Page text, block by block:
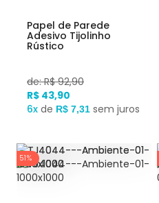
Papel de Parede
Adesivo Tijolinho
Rústico
de: R$ 92,90
R$ 43,90
6x de R$ 7,31 sem juros
51%